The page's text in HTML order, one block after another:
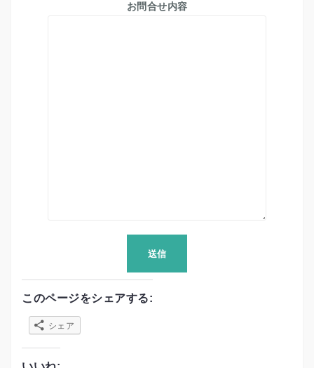
お問合せ内容
このページをシェアする:
シェア